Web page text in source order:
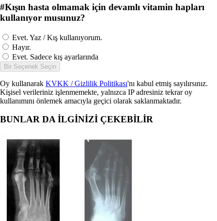
#Kışın hasta olmamak için devamlı vitamin hapları
kullanıyor musunuz?
Evet. Yaz / Kış kullanıyorum.
Hayır.
Evet. Sadece kış ayarlarında
Bir Seçenek Seçin
Oy kullanarak KVKK / Gizlilik Politikası'nı kabul etmiş sayılırsınız.
Kişisel verileriniz işlenmemekte, yalnızca IP adresiniz tekrar oy
kullanımını önlemek amacıyla geçici olarak saklanmaktadır.
BUNLAR DA İLGİNİZİ ÇEKEBİLİR